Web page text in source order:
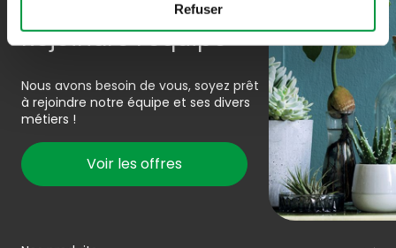
Refuser
Rejoindre l’équipe
Nous avons besoin de vous, soyez prêt
à rejoindre notre équipe et ses divers
métiers !
Voir les offres